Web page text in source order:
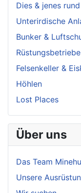
Dies & jenes
Unterirdische
Bunker &
Felsenkeller &
Höhlen
Lost Places
Über uns
Das Team
Unsere